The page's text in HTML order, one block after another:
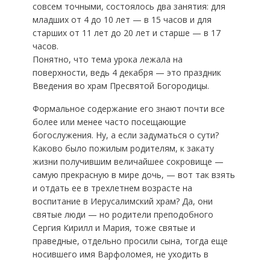
совсем точными, состоялось два занятия: для
младших от 4 до 10 лет — в 15 часов и для
старших от 11 лет до 20 лет и старше — в 17
часов.
Понятно, что тема урока лежала на
поверхности, ведь 4 декабря — это праздник
Введения во храм Пресвятой Богородицы.
Формальное содержание его знают почти все
более или менее часто посещающие
богослужения. Ну, а если задуматься о сути?
Каково было пожилым родителям, к закату
жизни получившим величайшее сокровище —
самую прекрасную в мире дочь, — вот так взять
и отдать ее в трехлетнем возрасте на
воспитание в Иерусалимский храм? Да, они
святые люди — но родители преподобного
Сергия Кирилл и Мария, тоже святые и
праведные, отдельно просили сына, тогда еще
носившего имя Варфоломея, не уходить в